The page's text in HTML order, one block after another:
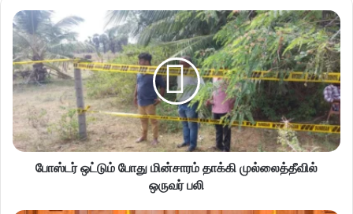
போஸ்டர் ஒட்டும் போது மின்சாரம் தாக்கி முல்லைத்தீவில்
ஒருவர் பலி